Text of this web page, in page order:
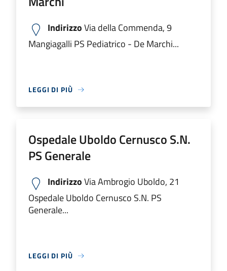
IndirizzoVia della Commenda, 9
Mangiagalli PS Pediatrico - De Marchi...
LEGGI DI PIÙ
Ospedale Uboldo Cernusco S.N.
PS Generale
IndirizzoVia Ambrogio Uboldo, 21
Ospedale Uboldo Cernusco S.N. PS
Generale...
LEGGI DI PIÙ